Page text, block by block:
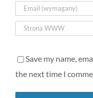
Save my name,
the next time I